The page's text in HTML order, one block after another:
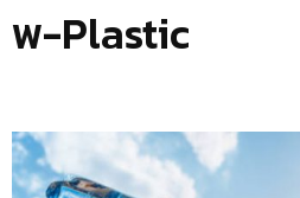
พ-Plastic